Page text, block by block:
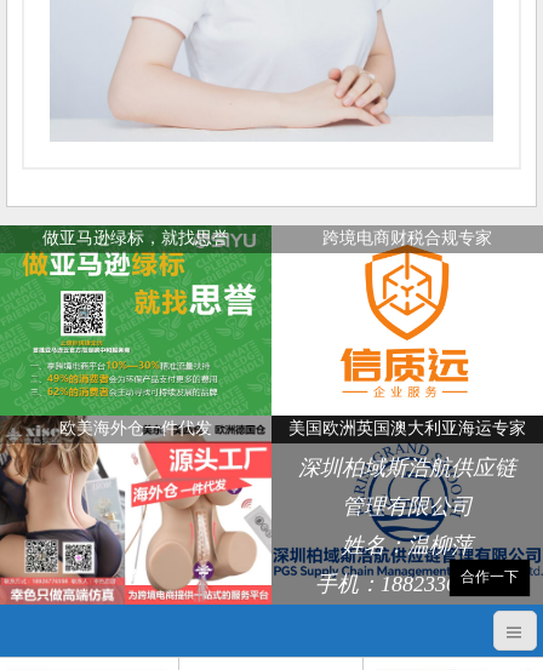
做亚马逊绿标，就找思誉 跨境电商财税合规专家
欧美海外仓一件代发 美国欧洲英国澳大利亚海运专家
深圳柏域斯浩航供应链
管理有限公司
姓名：温柳萍
手机：18823368248
合作一下